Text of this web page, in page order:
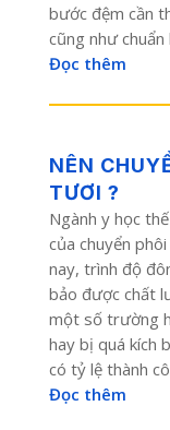
bước đệm cần
cũng như
Đọc thêm
NÊN
TƯƠI ?
Ngành y học
của chuyển
nay, trình độ
bảo được chất
một số trường
hay bị quá kích
có tỷ lệ thành
Đọc thêm